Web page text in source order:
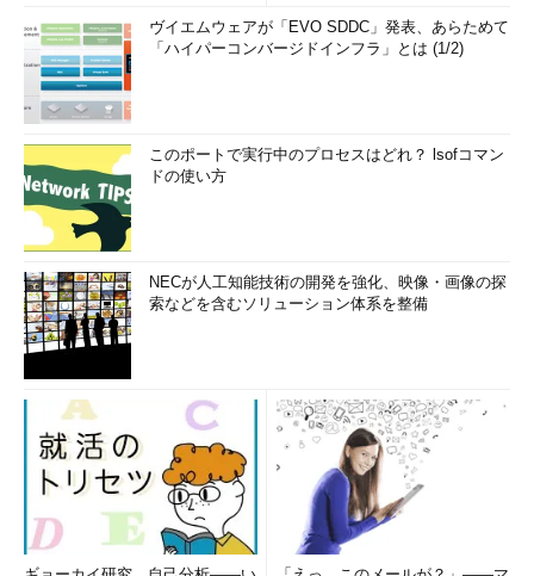
ヴイエムウェアが「EVO SDDC」発表、あらためて
「ハイパーコンバージドインフラ」とは (1/2)
このポートで実行中のプロセスはどれ？ lsofコマン
ドの使い方
NECが人工知能技術の開発を強化、映像・画像の探
索などを含むソリューション体系を整備